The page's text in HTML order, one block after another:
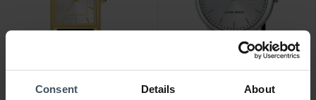
Consent Details About